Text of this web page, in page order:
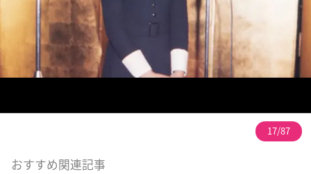
17/87
おすすめ関連記事